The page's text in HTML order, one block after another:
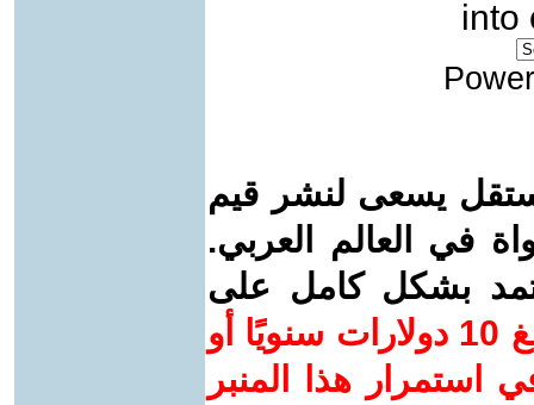
into
يسعى لنشر قيم
في العالم العربي.
بشكل كامل على
ساهم/ي معنا! بدعمكم بمبلغ 10 دولارات سنويًا أو
استمرار هذا المنبر